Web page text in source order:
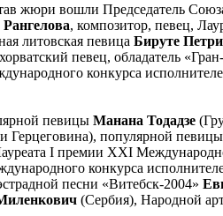
жюри вошли Председатель
, композитор, певец,
литовская певица Бируте
певец, обладатель
конкурса
певицы Манана Тодадзе
Герцеговина), популярной
I премии XXI
конкурса
песни «Витебск-2004»
(Сербия), Народной